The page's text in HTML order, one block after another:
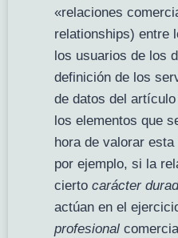
«relaciones
relationships) entre
los usuarios de los
definición de los
de datos del
los elementos que
hora de valorar
por ejemplo, si la
cierto carácter
actúan en el
profesional